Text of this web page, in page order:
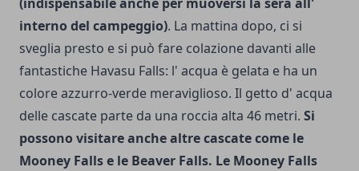
interno del campeggio). La mattina dopo, ci si
sveglia presto e si può fare colazione davanti alle
fantastiche Hava­su Falls: l' acqua è gelata e ha un
colore azzurro-verde meraviglio­so. Il getto d' acqua
delle cascate parte da una roccia alta 46 metri. Si
possono visitare anche altre cascate come le
Mooney Falls e le Beaver Falls. Le Mooney Falls